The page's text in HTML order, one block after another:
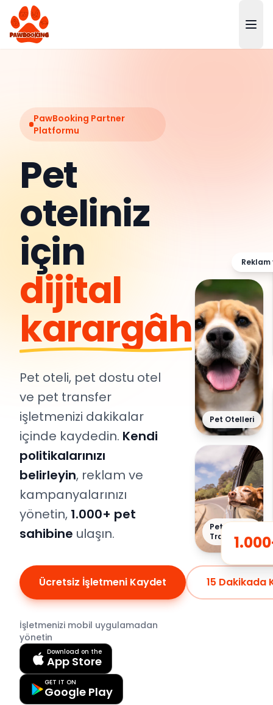
PawBooking Partner
Platformu
Pet
oteliniz
için
dijital
karargâh
Pet oteli, pet dostu otel
ve pet transfer
işletmenizi dakikalar
içinde kaydedin. Kendi
politikalarınızı
belirleyin, reklam ve
kampanyalarınızı
yönetin, 1.000+ pet
sahibine ulaşın.
Ücretsiz İşletmeni Kaydet 15 Dakikada
İşletmenizi mobil uygulamadan
yönetin
Download on the
App Store
GET IT ON
Google Play
Pet Otelleri
Pet
Transfer